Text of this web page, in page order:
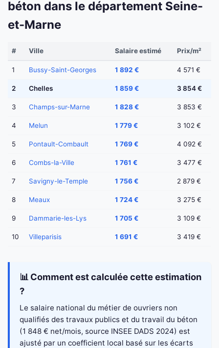
béton dans le département Seine-
et-Marne
# Ville Salaire estimé Prix/m²
1 Bussy-Saint-Georges 1 892 € 4 571 €
2 Chelles 1 859 € 3 854 €
3 Champs-sur-Marne 1 828 € 3 853 €
4 Melun 1 779 € 3 102 €
5 Pontault-Combault 1 769 € 4 092 €
6 Combs-la-Ville 1 761 € 3 477 €
7 Savigny-le-Temple 1 756 € 2 879 €
8 Meaux 1 724 € 3 275 €
9 Dammarie-les-Lys 1 705 € 3 109 €
10 Villeparisis 1 691 € 3 419 €
📊 Comment est calculée cette estimation
?
Le salaire national du métier de ouvriers non
qualifiés des travaux publics et du travail du béton
(1 848 € net/mois, source INSEE DADS 2024) est
ajusté par un coefficient local basé sur les écarts